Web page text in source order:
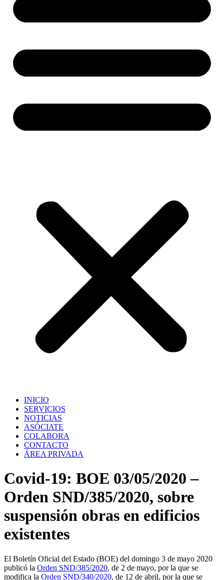
INICIO
SERVICIOS
NOTICIAS
ASÓCIATE
COLABORA
CONTACTO
ÁREA PRIVADA
Covid-19: BOE 03/05/2020 –
Orden SND/385/2020, sobre
suspensión obras en edificios
existentes
El Boletín Oficial del Estado (BOE) del domingo 3 de mayo 2020
publicó la Orden SND/385/2020, de 2 de mayo, por la que se
modifica la Orden SND/340/2020, de 12 de abril, por la que se